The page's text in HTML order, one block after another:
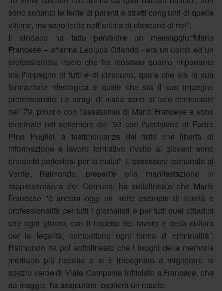
sono soltanto le ferite di parenti e stretti congiunti di quelle
vittime, ma sono ferite nell’anima di ciascuno di noi”.
Il sindaco ha fatto pervenire un messaggio:“Mario
Francese – afferma Leoluca Orlando - era un uomo ed un
professionista libero che ha mostrato quanto importante
sia l'impegno di tutti e di ciascuno, quale che sia la sua
formazione ideologica e quale che sia il suo impegno
professionale. Le stragi di mafia sono di fatto cominciate
nel '79, proprio con l'assassinio di Mario Francese e sono
terminate nel settembre del '93 con l'uccisione di Padre
Pino Puglisi, a testimonianza del fatto che libertà di
informazione e lavoro formativo rivolto ai giovani sono
entrambi pericolosi per la mafia". L'assessore comunale al
Verde, Raimondo, presente alla manifestazione in
rappresentanza del Comune, ha sottolineato che Mario
Francese "è ancora oggi un netto esempio di libertà e
professionalità per tutti i giornalisti e per tutti quei cittadini
che ogni giorno, con il rispetto del lavoro e della cultura
per la legalità, combattono ogni forma di criminalità”.
Raimondo ha poi sottolineato che i luoghi della memoria
meritano più rispetto e si è impegnato a migliorare lo
spazio verde di Viale Campania intitolato a Francese, che
da maggio, ha assicurato, ospiterà un roseto.